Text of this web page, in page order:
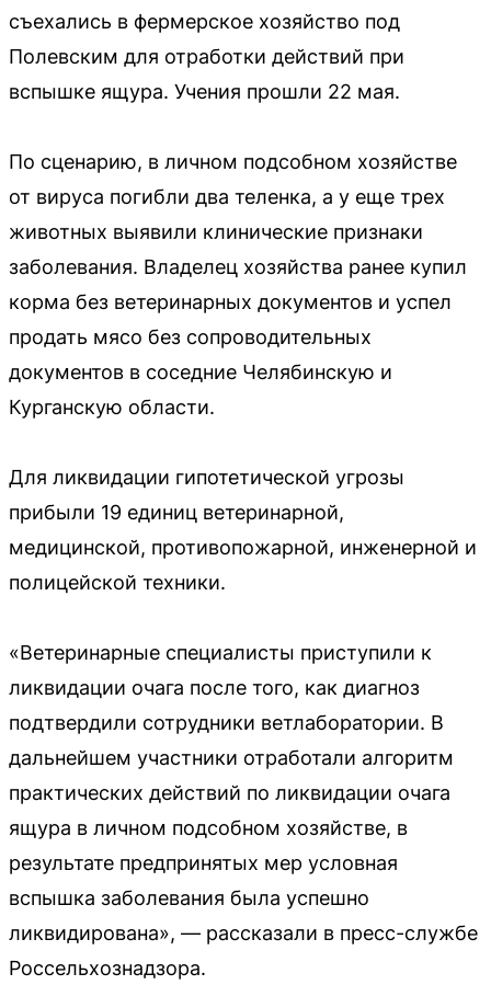
съехались в фермерское хозяйство под
Полевским для отработки действий при
вспышке ящура. Учения прошли 22 мая.
По сценарию, в личном подсобном хозяйстве
от вируса погибли два теленка, а у еще трех
животных выявили клинические признаки
заболевания. Владелец хозяйства ранее купил
корма без ветеринарных документов и успел
продать мясо без сопроводительных
документов в соседние Челябинскую и
Курганскую области.
Для ликвидации гипотетической угрозы
прибыли 19 единиц ветеринарной,
медицинской, противопожарной, инженерной и
полицейской техники.
«Ветеринарные специалисты приступили к
ликвидации очага после того, как диагноз
подтвердили сотрудники ветлаборатории. В
дальнейшем участники отработали алгоритм
практических действий по ликвидации очага
ящура в личном подсобном хозяйстве, в
результате предпринятых мер условная
вспышка заболевания была успешно
ликвидирована», — рассказали в пресс-службе
Россельхознадзора.